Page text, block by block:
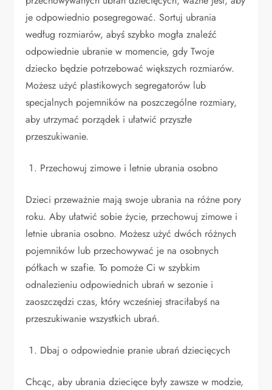
je odpowiednio posegregować. Sortuj ubrania
według rozmiarów, abyś szybko mogła znaleźć
odpowiednie ubranie w momencie, gdy Twoje
dziecko będzie potrzebować większych rozmiarów.
Możesz użyć plastikowych segregatorów lub
specjalnych pojemników na poszczególne rozmiary,
aby utrzymać porządek i ułatwić przyszłe
przeszukiwanie.
Przechowuj zimowe i letnie ubrania osobno
Dzieci przeważnie mają swoje ubrania na różne pory
roku. Aby ułatwić sobie życie, przechowuj zimowe i
letnie ubrania osobno. Możesz użyć dwóch różnych
pojemników lub przechowywać je na osobnych
półkach w szafie. To pomoże Ci w szybkim
odnalezieniu odpowiednich ubrań w sezonie i
zaoszczędzi czas, który wcześniej straciłabyś na
przeszukiwanie wszystkich ubrań.
Dbaj o odpowiednie pranie ubrań dziecięcych
Chcąc, aby ubrania dziecięce były zawsze w modzie,